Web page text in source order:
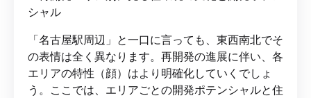
「名古屋駅周辺」と一口に言っても、東西南北でそ
の表情は全く異なります。再開発の進展に伴い、各
エリアの特性（顔）はより明確化していくでしょ
う。ここでは、エリアごとの開発ポテンシャルと住